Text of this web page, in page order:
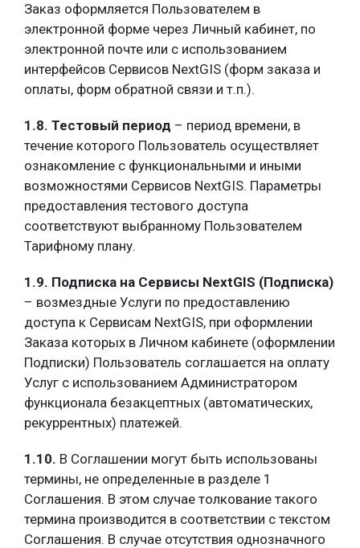
Заказ оформляется Пользователем в
электронной форме через Личный кабинет, по
электронной почте или с использованием
интерфейсов Сервисов NextGIS (форм заказа и
оплаты, форм обратной связи и т.п.).
1.8. Тестовый период – период времени, в
течение которого Пользователь осуществляет
ознакомление с функциональными и иными
возможностями Сервисов NextGIS. Параметры
предоставления тестового доступа
соответствуют выбранному Пользователем
Тарифному плану.
1.9. Подписка на Сервисы NextGIS (Подписка)
– возмездные Услуги по предоставлению
доступа к Сервисам NextGIS, при оформлении
Заказа которых в Личном кабинете (оформлении
Подписки) Пользователь соглашается на оплату
Услуг с использованием Администратором
функционала безакцептных (автоматических,
рекуррентных) платежей.
1.10. В Соглашении могут быть использованы
термины, не определенные в разделе 1
Соглашения. В этом случае толкование такого
термина производится в соответствии с текстом
Соглашения. В случае отсутствия однозначного